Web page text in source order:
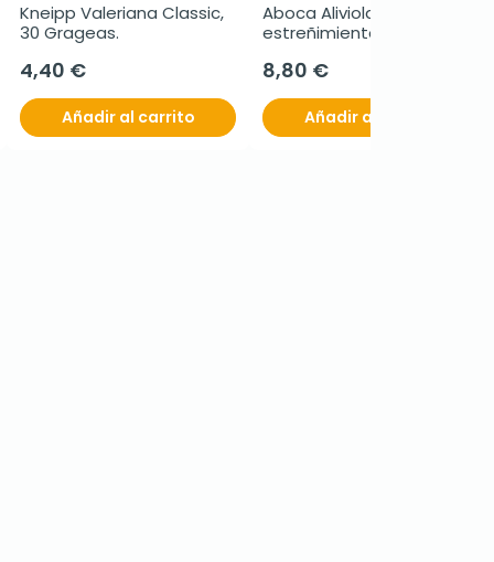
Kneipp Valeriana Classic,
30 Grageas.
4,40 €
Añadir al carrito
Aboca Aliviolas Fisiolax
estreñimiento, 27
8,80 €
Añadir al carrito